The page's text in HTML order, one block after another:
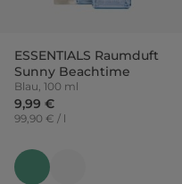
ESSENTIALS Raumduft
Sunny Beachtime
Blau, 100 ml
9,99 €
99,90 € / l